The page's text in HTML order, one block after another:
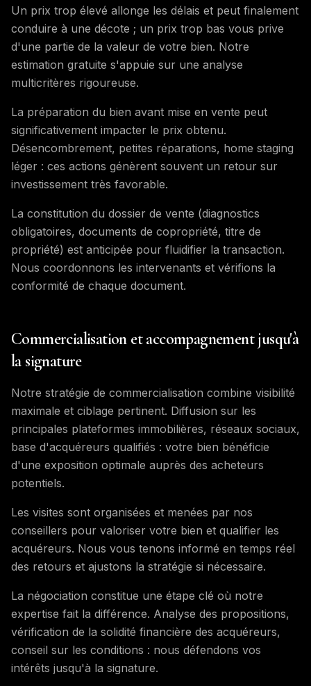
Un prix trop élevé allonge les délais et peut finalement
conduire à une décote ; un prix trop bas vous prive
d'une partie de la valeur de votre bien. Notre
estimation gratuite s'appuie sur une analyse
multicritères rigoureuse.
La préparation du bien avant mise en vente peut
significativement impacter le prix obtenu.
Désencombrement, petites réparations, home staging
léger : ces actions génèrent souvent un retour sur
investissement très favorable.
La constitution du dossier de vente (diagnostics
obligatoires, documents de copropriété, titre de
propriété) est anticipée pour fluidifier la transaction.
Nous coordonnons les intervenants et vérifions la
conformité de chaque document.
Commercialisation et accompagnement jusqu'à
la signature
Notre stratégie de commercialisation combine visibilité
maximale et ciblage pertinent. Diffusion sur les
principales plateformes immobilières, réseaux sociaux,
base d'acquéreurs qualifiés : votre bien bénéficie
d'une exposition optimale auprès des acheteurs
potentiels.
Les visites sont organisées et menées par nos
conseillers pour valoriser votre bien et qualifier les
acquéreurs. Nous vous tenons informé en temps réel
des retours et ajustons la stratégie si nécessaire.
La négociation constitue une étape clé où notre
expertise fait la différence. Analyse des propositions,
vérification de la solidité financière des acquéreurs,
conseil sur les conditions : nous défendons vos
intérêts jusqu'à la signature.